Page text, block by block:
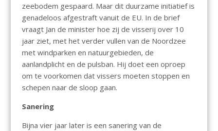
zeebodem gespaard. Maar dit duurzame initiatief is
genadeloos afgestraft vanuit de EU. In de brief
vraagt Jan de minister hoe zij de visserij over 10
jaar ziet, met het verder vullen van de Noordzee
met windparken en natuurgebieden, de
aanlandplicht en de pulsban. Hij doet een oproep
om te voorkomen dat vissers moeten stoppen en
schepen naar de sloop gaan.
Sanering
Bijna vier jaar later is een sanering van de